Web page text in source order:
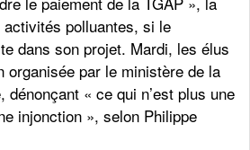
polluantes, si le
dans son projet. Mardi, les élus
organisée par le ministère de la
dénonçant « ce qui n’est plus une
injonction », selon Philippe